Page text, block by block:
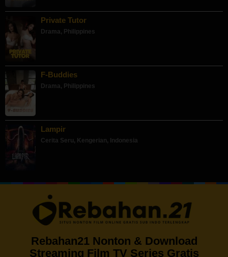
Private Tutor
Drama, Philippines
F-Buddies
Drama, Philippines
Lampir
Cerita Seru, Kengerian, Indonesia
Rebahan21 Nonton & Download
Streaming Film TV Series Gratis